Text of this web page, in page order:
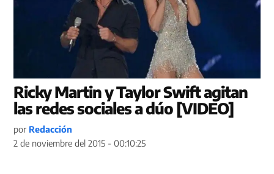
Ricky Martin y Taylor Swift agitan
las redes sociales a dúo [VIDEO]
por Redacción
2 de noviembre del 2015 - 00:10:25